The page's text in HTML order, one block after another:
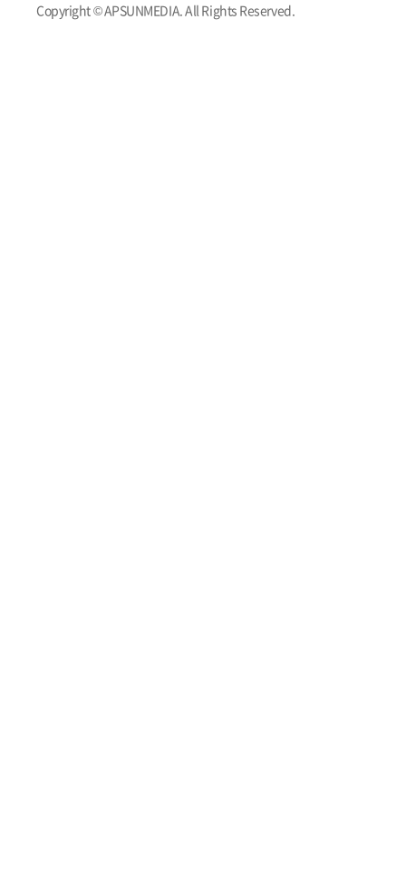
Copyright © APSUNMEDIA. All Rights Reserved.